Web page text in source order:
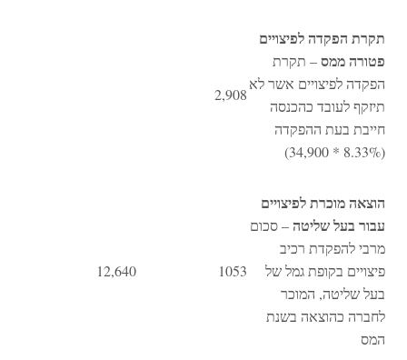
תקרת הפקדה לפיצויים
פטורה ממס– תקרת
הפקדה לפיצויים אשר לא
תיזקף לעובד כהכנסה
חייבת בעת ההפקדה
(8.33% * 34,900)
2,908
הוצאה מוכרת לפיצויים
עבור בעל שליטה– סכום
מרבי להפקדת רכיב
פיצויים בקופת גמל של
בעל שליטה, המוכר
לחברה כהוצאה בשנת
המס
1053
12,640